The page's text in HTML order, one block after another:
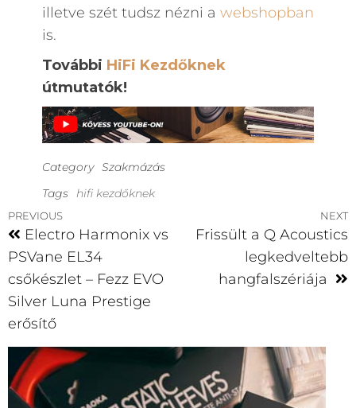
illetve szét tudsz nézni a webshopban
is.
További HiFi Kezdőknek
útmutatók!
Category Szakmázás
Tags
hifi kezdőknek
PREVIOUS
Electro Harmonix vs
PSVane EL34
csőkészlet – Fezz EVO
Silver Luna Prestige
erősítő
NEXT
Frissült a Q Acoustics
legkedveltebb
hangfalszériája